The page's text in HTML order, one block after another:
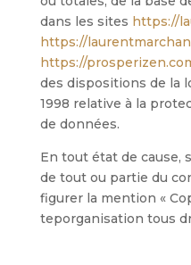
dans les sites https://
https://
https://
des dispositions de la
1998 relative à la
de données.
En tout état de cause,
de tout ou partie du
figurer la mention «
teporganisation tous